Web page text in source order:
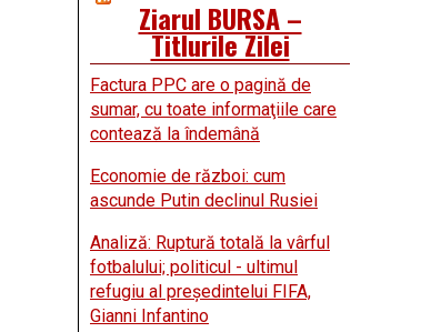
Ziarul BURSA –
Titlurile Zilei
Factura PPC are o pagină de
sumar, cu toate informaţiile care
contează la îndemână
Economie de război: cum
ascunde Putin declinul Rusiei
Analiză: Ruptură totală la vârful
fotbalului; politicul - ultimul
refugiu al preşedintelui FIFA,
Gianni Infantino